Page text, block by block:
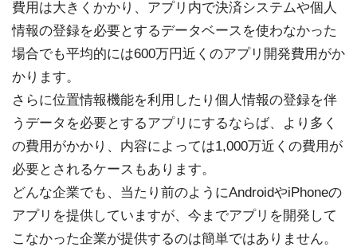
費用は大きくかかり、アプリ内で決済システムや個人
情報の登録を必要とするデータベースを使わなかった
場合でも平均的には600万円近くのアプリ開発費用がか
かります。
さらに位置情報機能を利用したり個人情報の登録を伴
うデータを必要とするアプリにするならば、より多く
の費用がかかり、内容によっては1,000万近くの費用が
必要とされるケースもあります。
どんな企業でも、当たり前のようにAndroidやiPhoneの
アプリを提供していますが、今までアプリを開発して
こなかった企業が提供するのは簡単ではありません。